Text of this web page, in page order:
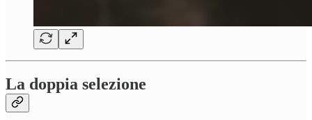
La doppia selezione